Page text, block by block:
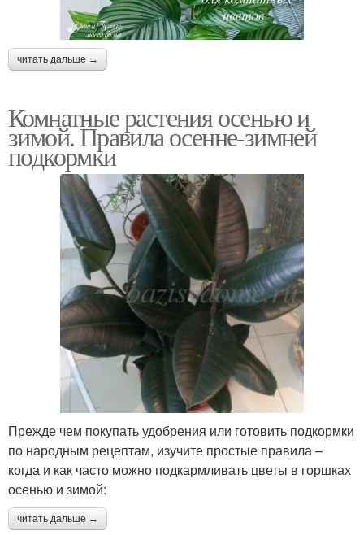
читать дальше →
Комнатные растения осенью и
зимой. Правила осенне-зимней
подкормки
Прежде чем покупать удобрения или готовить подкормки
по народным рецептам, изучите простые правила –
когда и как часто можно подкармливать цветы в горшках
осенью и зимой:
читать дальше →